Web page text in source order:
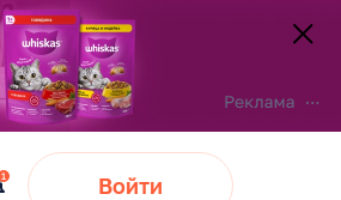
Войти